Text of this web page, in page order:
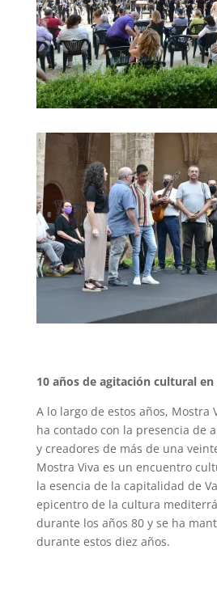
10 años de agitación cultural
A lo largo de estos años, Mostra
ha contadocon la presencia de
y creadores de más de una
Mostra Viva es un encuentro
la esencia de la capitalidad de
epicentro de la cultura
durante los años 80 y se ha
durante estos diez años.